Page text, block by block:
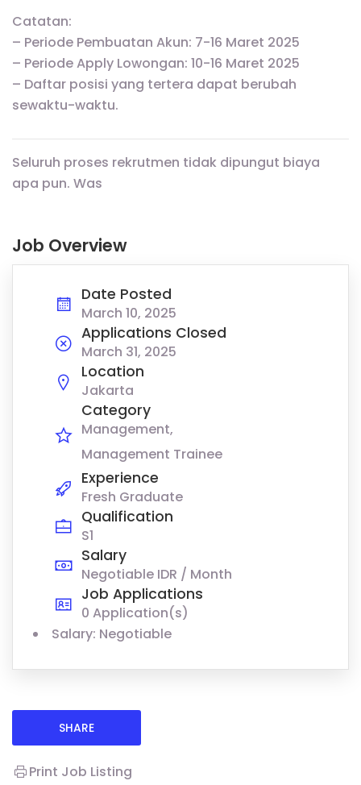
Catatan:
– Periode Pembuatan Akun: 7-16 Maret 2025
– Periode Apply Lowongan: 10-16 Maret 2025
– Daftar posisi yang tertera dapat berubah
sewaktu-waktu.
Seluruh proses rekrutmen tidak dipungut biaya
apa pun. Was
Job Overview
Date Posted
March 10, 2025
Applications Closed
March 31, 2025
Location
Jakarta
Category
Management
Management Trainee
Experience
Fresh Graduate
Qualification
S1
Salary
Negotiable IDR / Month
Job Applications
0 Application(s)
Salary: Negotiable
SHARE
Print Job Listing